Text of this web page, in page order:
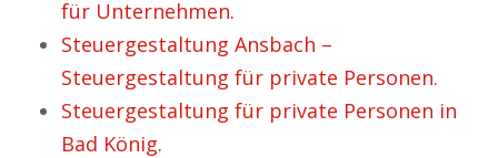
für Unternehmen.
Steuergestaltung Ansbach –
Steuergestaltung für private Personen.
Steuergestaltung für private Personen in
Bad König.